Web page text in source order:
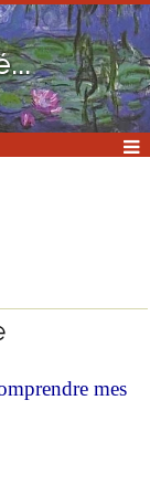
mes